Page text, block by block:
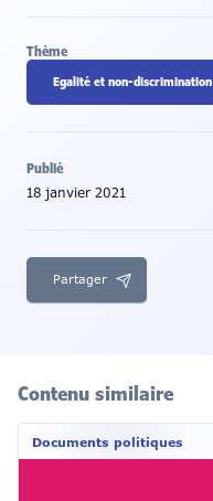
Thème
Egalité et non-discrimination
Publié
18 janvier 2021
Partager
Contenu similaire
Documents politiques